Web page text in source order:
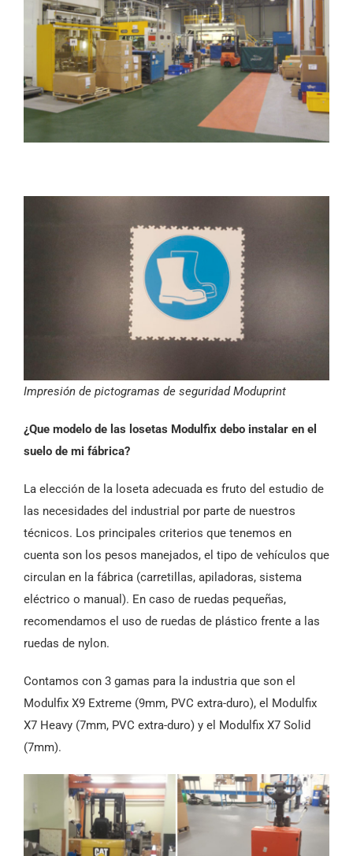
Impresión de pictogramas de seguridad Moduprint
¿Que modelo de las losetas Modulfix debo instalar en el
suelo de mi fábrica?
La elección de la loseta adecuada es fruto del estudio de
las necesidades del industrial por parte de nuestros
técnicos. Los principales criterios que tenemos en
cuenta son los pesos manejados, el tipo de vehículos que
circulan en la fábrica (carretillas, apiladoras, sistema
eléctrico o manual). En caso de ruedas pequeñas,
recomendamos el uso de ruedas de plástico frente a las
ruedas de nylon.
Contamos con 3 gamas para la industria que son el
Modulfix X9 Extreme (9mm, PVC extra-duro), el Modulfix
X7 Heavy (7mm, PVC extra-duro) y el Modulfix X7 Solid
(7mm).